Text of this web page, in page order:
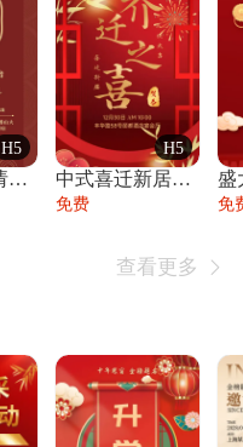
H5
中式婚礼邀请函中国风传统复古婚礼请柬请帖
H5
中式喜迁新居乔迁之喜邀请函宴会请帖
免费 免
查看更多 